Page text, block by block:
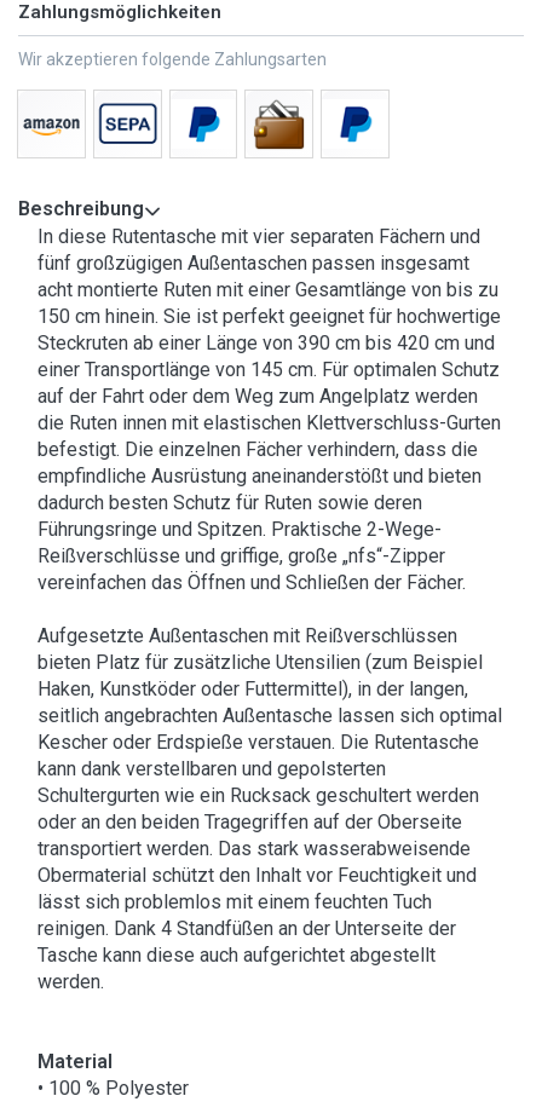
Zahlungsmöglichkeiten
Wir akzeptieren folgende Zahlungsarten
Beschreibung
In diese Rutentasche mit vier separaten Fächern und
fünf großzügigen Außentaschen passen insgesamt
acht montierte Ruten mit einer Gesamtlänge von bis zu
150 cm hinein. Sie ist perfekt geeignet für hochwertige
Steckruten ab einer Länge von 390 cm bis 420 cm und
einer Transportlänge von 145 cm. Für optimalen Schutz
auf der Fahrt oder dem Weg zum Angelplatz werden
die Ruten innen mit elastischen Klettverschluss-Gurten
befestigt. Die einzelnen Fächer verhindern, dass die
empfindliche Ausrüstung aneinanderstößt und bieten
dadurch besten Schutz für Ruten sowie deren
Führungsringe und Spitzen. Praktische 2-Wege-
Reißverschlüsse und griffige, große „nfs“-Zipper
vereinfachen das Öffnen und Schließen der Fächer.
Aufgesetzte Außentaschen mit Reißverschlüssen
bieten Platz für zusätzliche Utensilien (zum Beispiel
Haken, Kunstköder oder Futtermittel), in der langen,
seitlich angebrachten Außentasche lassen sich optimal
Kescher oder Erdspieße verstauen. Die Rutentasche
kann dank verstellbaren und gepolsterten
Schultergurten wie ein Rucksack geschultert werden
oder an den beiden Tragegriffen auf der Oberseite
transportiert werden. Das stark wasserabweisende
Obermaterial schützt den Inhalt vor Feuchtigkeit und
lässt sich problemlos mit einem feuchten Tuch
reinigen. Dank 4 Standfüßen an der Unterseite der
Tasche kann diese auch aufgerichtet abgestellt
werden.
Material
• 100 % Polyester